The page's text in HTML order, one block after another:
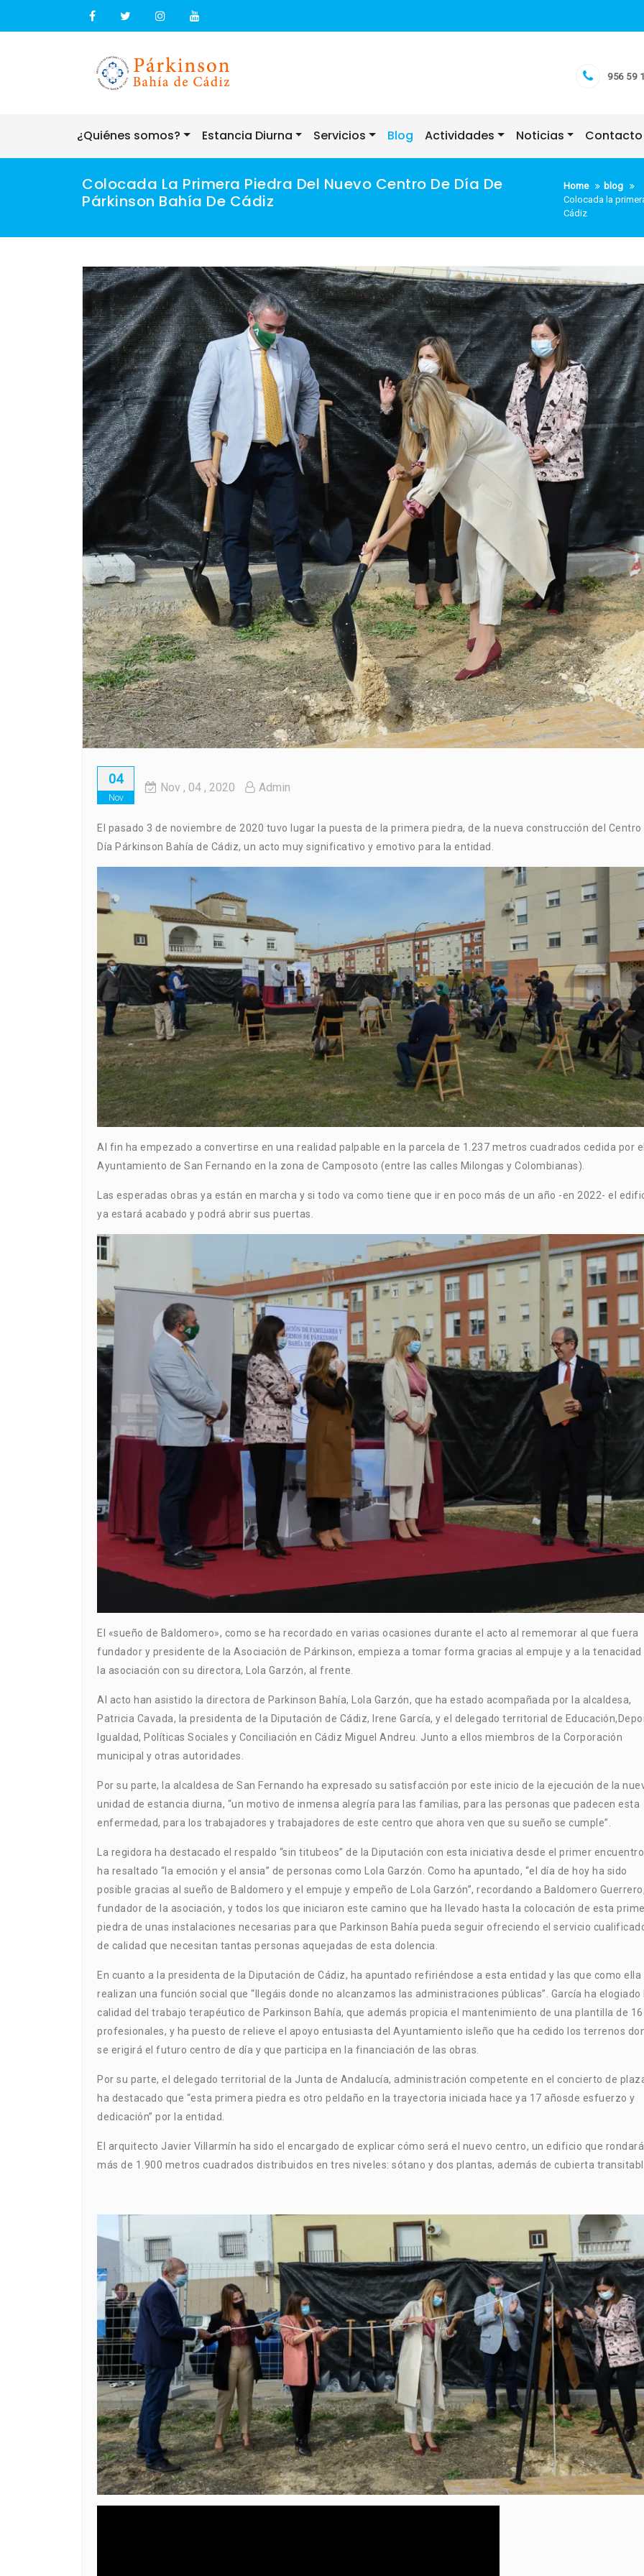
956 59
¿Quiénes somos? Estancia Diurna Servicios Blog Actividades Noticias Contacto
Colocada La Primera Piedra Del Nuevo Centro De Día De
Párkinson Bahía De Cádiz
Home
blog
Colocada la
Cádiz
04
Nov
Nov , 04 , 2020 Admin
El pasado 3 de noviembre de 2020 tuvo lugar la puesta de la primera piedra, de la nueva construcción del Centro
Día Párkinson Bahía de Cádiz, un acto muy significativo y emotivo para la entidad.
Al fin ha empezado a convertirse en una realidad palpable en la parcela de 1.237 metros cuadrados cedida por
Ayuntamiento de San Fernando en la zona de Camposoto (entre las calles Milongas y Colombianas).
Las esperadas obras ya están en marcha y si todo va como tiene que ir en poco más de un año -en 2022- el
ya estará acabado y podrá abrir sus puertas.
El «sueño de Baldomero», como se ha recordado en varias ocasiones durante el acto al rememorar al que fuera
fundador y presidente de la Asociación de Párkinson, empieza a tomar forma gracias al empuje y a la tenacidad
la asociación con su directora, Lola Garzón, al frente.
Al acto han asistido la directora de Parkinson Bahía, Lola Garzón, que ha estado acompañada por la alcaldesa,
Patricia Cavada, la presidenta de la Diputación de Cádiz, Irene García, y el delegado territorial de
Igualdad, Políticas Sociales y Conciliación en Cádiz Miguel Andreu. Junto a ellos miembros de la Corporación
municipal y otras autoridades.
Por su parte, la alcaldesa de San Fernando ha expresado su satisfacción por este inicio de la ejecución de la
unidad de estancia diurna, “un motivo de inmensa alegría para las familias, para las personas que padecen esta
enfermedad, para los trabajadores y trabajadores de este centro que ahora ven que su sueño se cumple”.
La regidora ha destacado el respaldo “sin titubeos” de la Diputación con esta iniciativa desde el primer
ha resaltado “la emoción y el ansia” de personas como Lola Garzón. Como ha apuntado, “el día de hoy ha sido
posible gracias al sueño de Baldomero y el empuje y empeño de Lola Garzón”, recordando a Baldomero
fundador de la asociación, y todos los que iniciaron este camino que ha llevado hasta la colocación de esta
piedra de unas instalaciones necesarias para que Parkinson Bahía pueda seguir ofreciendo el servicio
de calidad que necesitan tantas personas aquejadas de esta dolencia.
En cuanto a la presidenta de la Diputación de Cádiz, ha apuntado refiriéndose a esta entidad y las que como ella
realizan una función social que “llegáis donde no alcanzamos las administraciones públicas”. García ha elogiado
calidad del trabajo terapéutico de Parkinson Bahía, que además propicia el mantenimiento de una plantilla de 16
profesionales, y ha puesto de relieve el apoyo entusiasta del Ayuntamiento isleño que ha cedido los terrenos
se erigirá el futuro centro de día y que participa en la financiación de las obras.
Por su parte, el delegado territorial de la Junta de Andalucía, administración competente en el concierto de
ha destacado que “esta primera piedra es otro peldaño en la trayectoria iniciada hace ya 17 añosde esfuerzo y
dedicación” por la entidad.
El arquitecto Javier Villarmín ha sido el encargado de explicar cómo será el nuevo centro, un edificio que rondará
más de 1.900 metros cuadrados distribuidos en tres niveles: sótano y dos plantas, además de cubierta